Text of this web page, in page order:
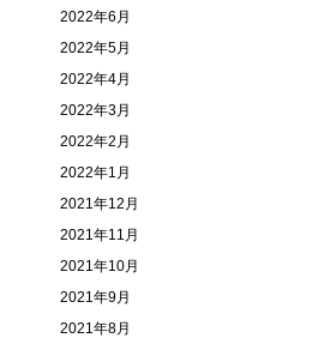
2022年6月
2022年5月
2022年4月
2022年3月
2022年2月
2022年1月
2021年12月
2021年11月
2021年10月
2021年9月
2021年8月